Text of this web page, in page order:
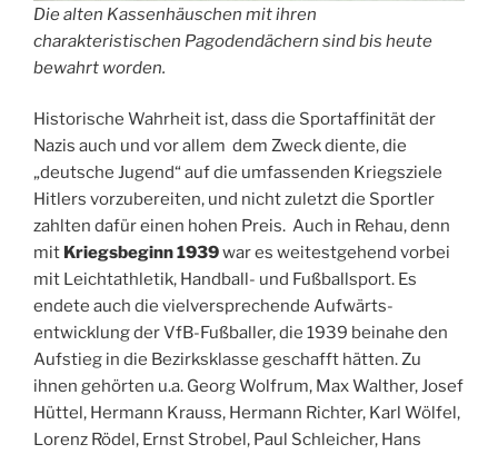
Die alten Kassenhäuschen mit ihren
charakteristischen Pagodendächern sind bis heute
bewahrt worden.
Historische Wahrheit ist, dass die Sportaffinität der
Nazis auch und vor allem dem Zweck diente, die
„deutsche Jugend“ auf die umfassenden Kriegsziele
Hitlers vorzubereiten, und nicht zuletzt die Sportler
zahlten dafür einen hohen Preis. Auch in Rehau, denn
mit Kriegsbeginn 1939war es weitestgehend vorbei
mit Leichtathletik, Handball- und Fußballsport. Es
endete auch die vielversprechende Aufwärts-
entwicklung der VfB-Fußballer, die 1939 beinahe den
Aufstieg in die Bezirksklasse geschafft hätten. Zu
ihnen gehörten u.a. Georg Wolfrum, Max Walther, Josef
Hüttel, Hermann Krauss, Hermann Richter, Karl Wölfel,
Lorenz Rödel, Ernst Strobel, Paul Schleicher, Hans